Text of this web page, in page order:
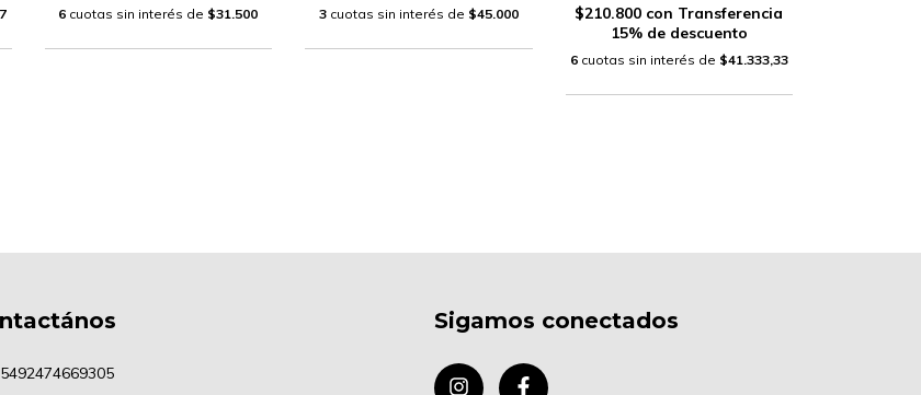
6 cuotas sin interés de $31.500 3 cuotas sin interés de $45.000 $210.800 con Transferencia
15% de descuento
6 cuotas sin interés de $41.333,33
5492474669305
Sigamos conectados